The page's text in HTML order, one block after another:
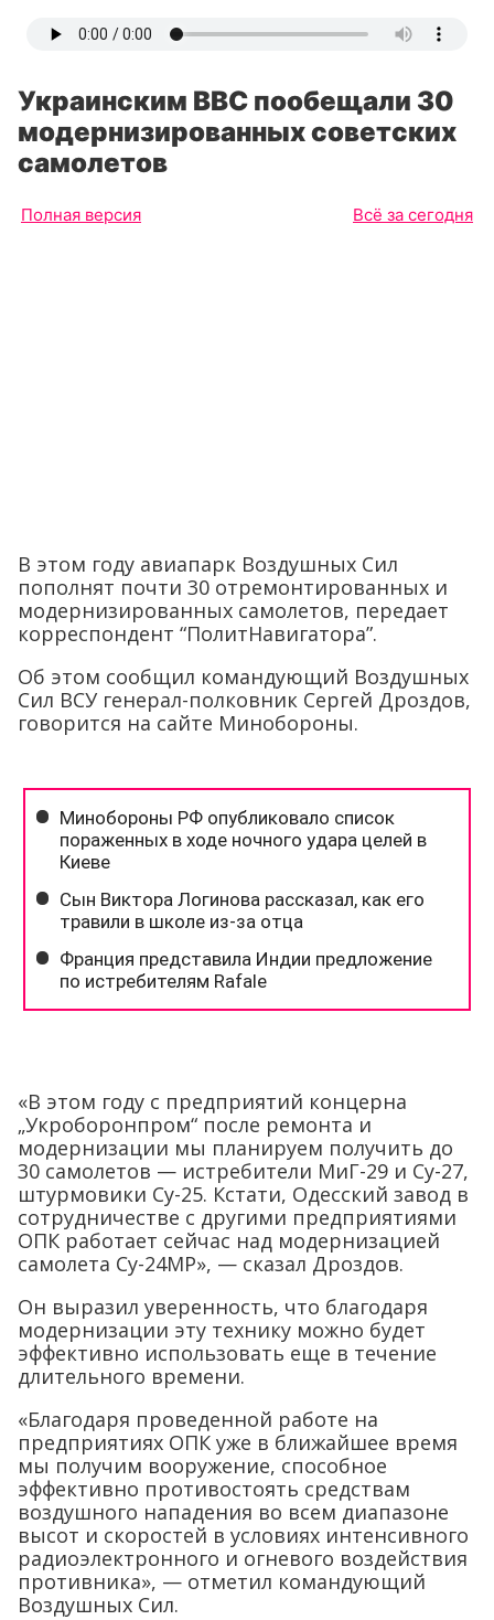
Украинским ВВС пообещали 30
модернизированных советских
самолетов
Полная версия Всё за сегодня
В этом году авиапарк Воздушных Сил
пополнят почти 30 отремонтированных и
модернизированных самолетов, передает
корреспондент “ПолитНавигатора”.
Об этом сообщил командующий Воздушных
Сил ВСУ генерал-полковник Сергей Дроздов,
говорится на сайте Минобороны.
«В этом году с предприятий концерна
„Укроборонпром“ после ремонта и
модернизации мы планируем получить до
30 самолетов — истребители МиГ-29 и Су-27,
штурмовики Су-25. Кстати, Одесский завод в
сотрудничестве с другими предприятиями
ОПК работает сейчас над модернизацией
самолета Су-24МР», — сказал Дроздов.
Он выразил уверенность, что благодаря
модернизации эту технику можно будет
эффективно использовать еще в течение
длительного времени.
«Благодаря проведенной работе на
предприятиях ОПК уже в ближайшее время
мы получим вооружение, способное
эффективно противостоять средствам
воздушного нападения во всем диапазоне
высот и скоростей в условиях интенсивного
радиоэлектронного и огневого воздействия
противника», — отметил командующий
Воздушных Сил.